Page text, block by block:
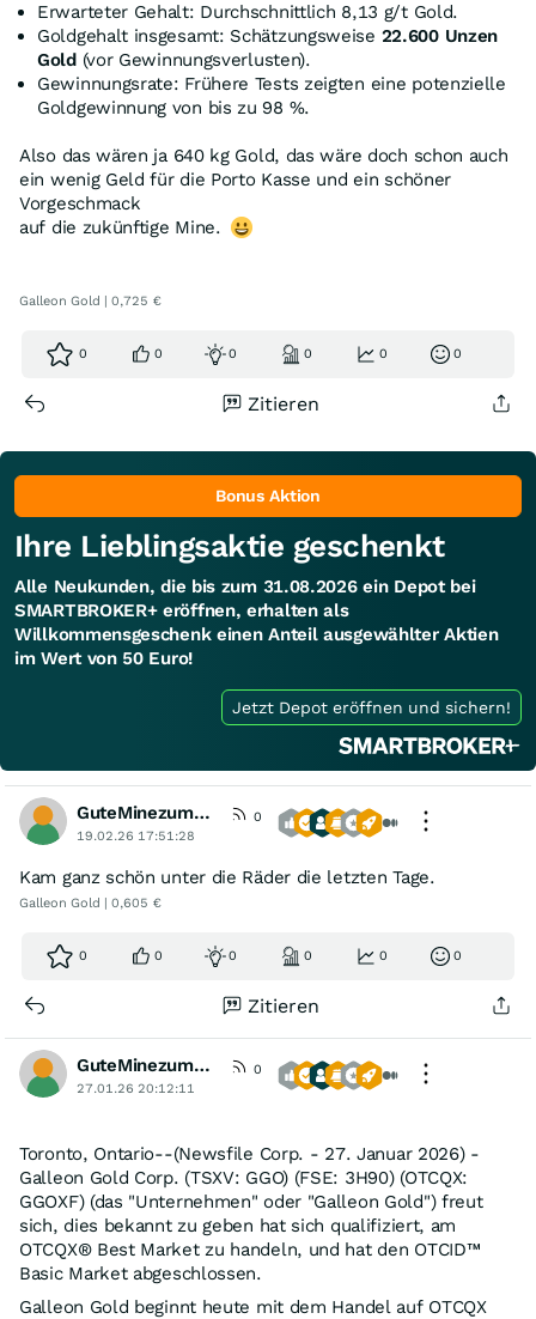
Erwarteter Gehalt: Durchschnittlich 8,13 g/t Gold.
Goldgehalt insgesamt: Schätzungsweise 22.600 Unzen
Gold(vor Gewinnungsverlusten).
Gewinnungsrate: Frühere Tests zeigten eine potenzielle
Goldgewinnung von bis zu 98 %.
Also das wären ja 640 kg Gold, das wäre doch schon auch
ein wenig Geld für die Porto Kasse und ein schöner
Vorgeschmack
auf die zukünftige Mine.
Galleon Gold | 0,725 €
0 0 0 0 0 0
Zitieren
Bonus Aktion
Ihre Lieblingsaktie geschenkt
Alle Neukunden, die bis zum 31.08.2026 ein Depot bei
SMARTBROKER+ eröffnen, erhalten als
Willkommensgeschenk einen Anteil ausgewählter Aktien
im Wert von 50 Euro!
Jetzt Depot eröffnen und sichern!
GuteMinezumBoersenspiel
0
19.02.26 17:51:28
Kam ganz schön unter die Räder die letzten Tage.
Galleon Gold | 0,605 €
0 0 0 0 0 0
Zitieren
GuteMinezumBoersenspiel
0
27.01.26 20:12:11
Toronto, Ontario--(Newsfile Corp. - 27. Januar 2026) -
Galleon Gold Corp. (TSXV: GGO) (FSE: 3H90) (OTCQX:
GGOXF) (das "Unternehmen" oder "Galleon Gold") freut
sich, dies bekannt zu geben hat sich qualifiziert, am
OTCQX® Best Market zu handeln, und hat den OTCID™
Basic Market abgeschlossen.
Galleon Gold beginnt heute mit dem Handel auf OTCQX